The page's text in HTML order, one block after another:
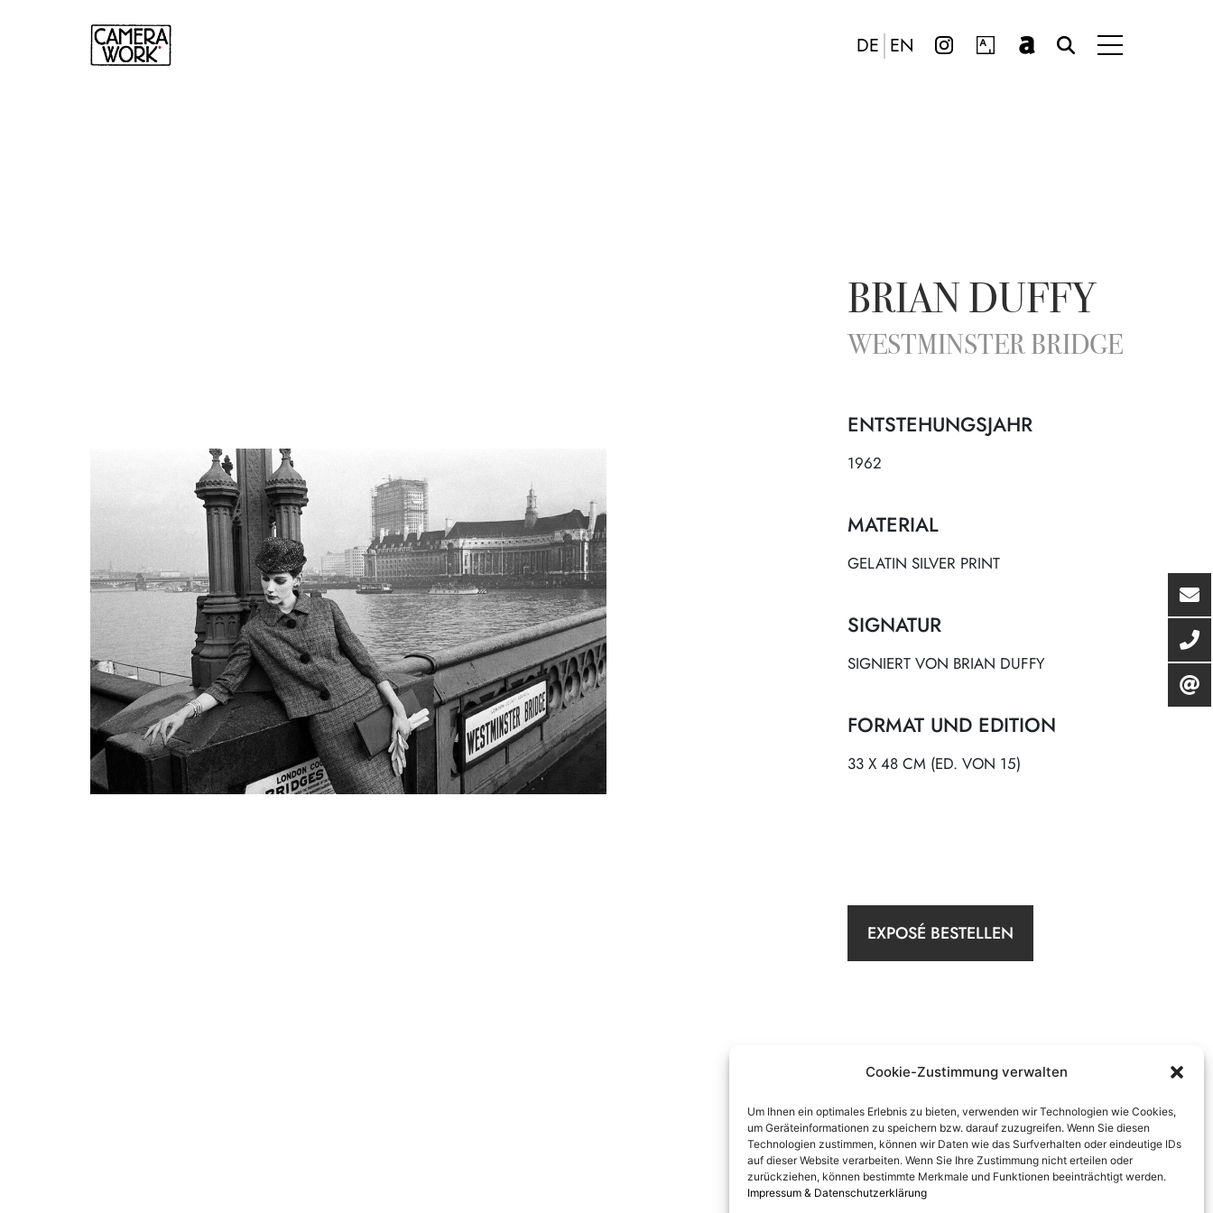
Cookie-Zustimmung verwalten
Um Ihnen ein optimales Erlebnis zu bieten, verwenden wir Technologien wie Cookies,
um Geräteinformationen zu speichern bzw. darauf zuzugreifen. Wenn Sie diesen
Technologien zustimmen, können wir Daten wie das Surfverhalten oder eindeutige IDs
auf dieser Website verarbeiten. Wenn Sie Ihre Zustimmung nicht erteilen oder
zurückziehen, können bestimmte Merkmale und Funktionen beeinträchtigt werden.
Impressum & Datenschutzerklärung
DE EN
BRIAN DUFFY
WESTMINSTER BRIDGE
ENTSTEHUNGSJAHR
1962
MATERIAL
GELATIN SILVER PRINT
SIGNATUR
SIGNIERT VON BRIAN DUFFY
FORMAT UND EDITION
33 X 48 CM (ED. VON 15)
EXPOSÉ BESTELLEN